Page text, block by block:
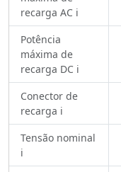
recarga AC ℹ️
Potência
máxima de
recarga DC ℹ️
Conector de
recarga ℹ️
Tensão nominal
ℹ️